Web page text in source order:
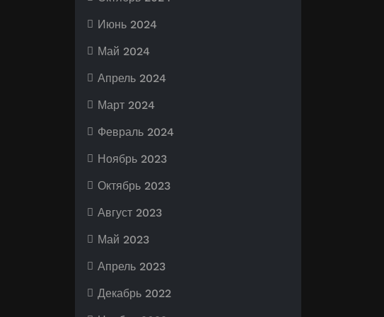
Июнь 2024
Май 2024
Апрель 2024
Март 2024
Февраль 2024
Ноябрь 2023
Октябрь 2023
Август 2023
Май 2023
Апрель 2023
Декабрь 2022